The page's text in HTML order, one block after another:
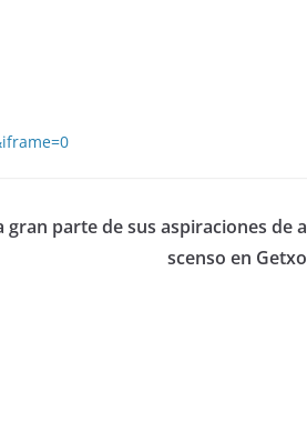
gran parte de sus aspiraciones de a
scenso en Getxo